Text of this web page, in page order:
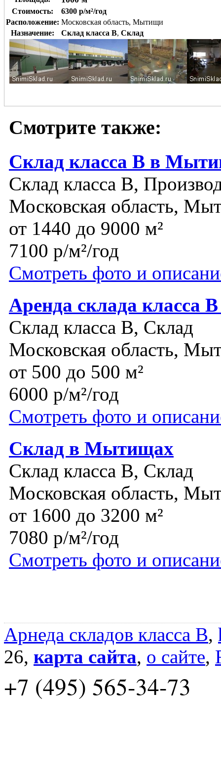
Стоимость:
6300 р/м²/год
Расположение: Московская область, Мытищи
Назначение:
Склад класса B, Склад
Смотрите также:
Склад класса В в
Склад класса B,
Московская область,
от 1440 до 9000 м²
7100 р/м²/год
Смотреть фото и
Аренда склада класса
Склад класса B, Склад
Московская область,
от 500 до 500 м²
6000 р/м²/год
Смотреть фото и
Склад в Мытищах
Склад класса B, Склад
Московская область,
от 1600 до 3200 м²
7080 р/м²/год
Смотреть фото и
Арнеда складов класса B,
26, карта сайта, о сайте,
+7 (495) 565-34-73